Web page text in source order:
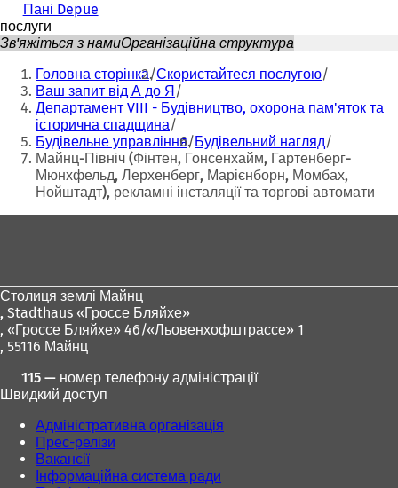
Пані Depue
послуги
Зв'яжіться з намиОрганізаційна структура
Ти
тут:
Головна сторінка Скористайтеся послугою
Ваш запит від А до Я
Департамент VIII - Будівництво, охорона пам'яток та
історична спадщина
Будівельне управління Будівельний нагляд
Майнц-Північ (Фінтен, Гонсенхайм, Гартенберг-
Мюнхфельд, Лерхенберг, Марієнборн, Момбах,
Нойштадт), рекламні інсталяції та торгові автомати
Столиця землі Майнц
, Stadthaus «Гроссе Бляйхе»
, «Гроссе Бляйхе» 46/«Льовенхофштрассе» 1
, 55116 Майнц
115 — номер телефону адміністрації
Швидкий доступ
Адміністративна організація
Прес-релізи
Вакансії
Інформаційна система ради